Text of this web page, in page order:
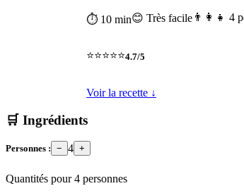
⏱ 10 min😊 Très facile 👨‍👩‍👧 4
⭐⭐⭐⭐⭐4.7/5
Voir la recette ↓
🛒 Ingrédients
Personnes : − 4 +
Quantités pour4 personnes